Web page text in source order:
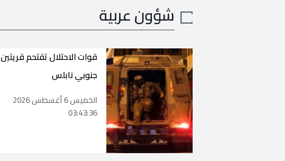
شؤون عربية
قوات الاحتلال تقتحم قريتين
جنوبي نابلس
الخميس 6 أغسطس 2026
03:43:36